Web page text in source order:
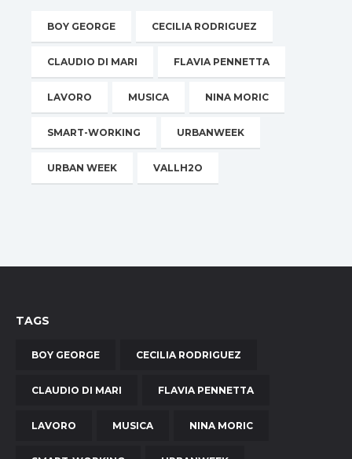
BOY GEORGE CECILIA RODRIGUEZ
CLAUDIO DI MARI FLAVIA PENNETTA
LAVORO MUSICA NINA MORIC
SMART-WORKING URBANWEEK
URBAN WEEK VALLH2O
TAGS
BOY GEORGE CECILIA RODRIGUEZ
CLAUDIO DI MARI FLAVIA PENNETTA
LAVORO MUSICA NINA MORIC